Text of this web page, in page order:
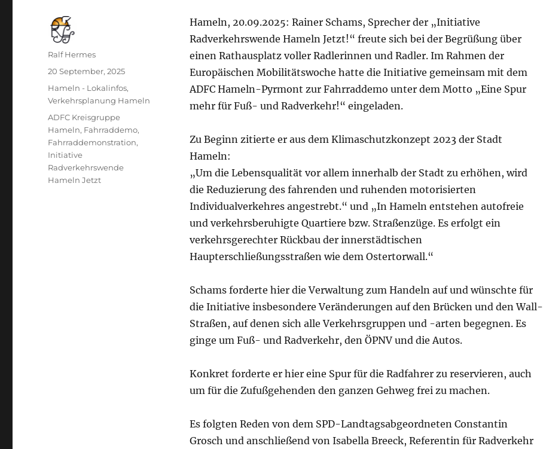
Hameln, 20.09.2025: Rainer Schams, Sprecher der „Initiative
Radverkehrswende Hameln Jetzt!“ freute sich bei der Begrüßung über
einen Rathausplatz voller Radlerinnen und Radler. Im Rahmen der
Europäischen Mobilitätswoche hatte die Initiative gemeinsam mit dem
ADFC Hameln-Pyrmont zur Fahrraddemo unter dem Motto „Eine Spur
mehr für Fuß- und Radverkehr!“ eingeladen.
Zu Beginn zitierte er aus dem Klimaschutzkonzept 2023 der Stadt
Hameln:
„Um die Lebensqualität vor allem innerhalb der Stadt zu erhöhen, wird
die Reduzierung des fahrenden und ruhenden motorisierten
Individualverkehres angestrebt.“ und „In Hameln entstehen autofreie
und verkehrsberuhigte Quartiere bzw. Straßenzüge. Es erfolgt ein
verkehrsgerechter Rückbau der innerstädtischen
Haupterschließungsstraßen wie dem Ostertorwall.“
Schams forderte hier die Verwaltung zum Handeln auf und wünschte für
die Initiative insbesondere Veränderungen auf den Brücken und den Wall-
Straßen, auf denen sich alle Verkehrsgruppen und -arten begegnen. Es
ginge um Fuß- und Radverkehr, den ÖPNV und die Autos.
Konkret forderte er hier eine Spur für die Radfahrer zu reservieren, auch
um für die Zufußgehenden den ganzen Gehweg frei zu machen.
Es folgten Reden von dem SPD-Landtagsabgeordneten Constantin
Grosch und anschließend von Isabella Breeck, Referentin für Radverkehr
Autor
Ralf Hermes
Veröffentlicht
20 September, 2025
Kategorien
Hameln - Lokalinfos,
Verkehrsplanung Hameln
Schlagwörter
ADFC Kreisgruppe
Hameln, Fahrraddemo,
Fahrraddemonstration,
Initiative
Radverkehrswende
Hameln Jetzt